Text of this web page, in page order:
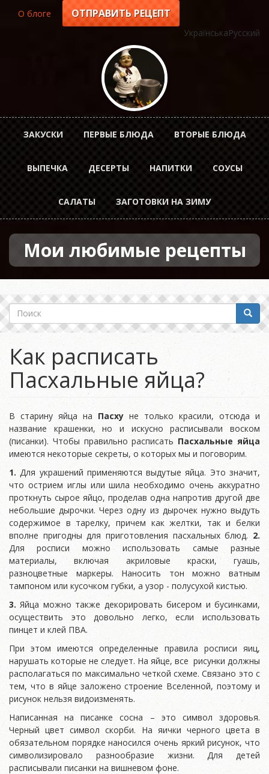
Top
О блоге ОТПРАВИТЬ РЕЦЕПТ
УкраїнськаРусский
Horizontal
Menu
rus
ЗАКУСКИ ПЕРВЫЕ БЛЮДА ВТОРЫЕ БЛЮДА
ВЫПЕЧКА ДЕСЕРТЫ НАПИТКИ СОУСЫ
САЛАТЫ ЗАГОТОВКИ НА ЗИМУ
Мои любимые рецепты
Поиск Поиск
Как расписать
Пасхальные яйца?
В старину яйца на Пасху не только красили, отсюда и
название крашенки, но и искусно расписывали воском
(писанки). Чтобы правильно расписать Пасхальные яйца
имеются некоторые секреты, о которых мы и поговорим.
1. Для украшений применяются выдутые яйца. Это значит,
что острием иглы или шила необходимо очень аккуратно
проткнуть сырое яйцо, проделав одна напротив другой две
небольшие дырочки. Через одну из дырочек нужно выдуть
содержимое в тарелку, причем как желтки, так и белки
вполне пригодны для приготовления пасхальных блюд. 2.
Для росписи можно использовать самые разные
материалы, включая акриловые краски, гуашь,
разноцветные маркеры. Наносить тон можно ватным
тампоном или кусочком губки, а узор - полусухой кистью.
3. Яйца можно также декорировать бисером и бусинками,
осуществить это довольно легко, если использовать
пинцет и клей ПВА.
При этом имеются определенные правила росписи яиц,
нарушать которые не следует. На яйце, все рисунки должны
располагаться по максимально четкой схеме. Связано это с
тем, что в яйце заложено строение Вселенной, поэтому и
рисунок нельзя видоизменять.
Написанная на писанке сосна – это символ здоровья.
Черный цвет символ скорби. На яички черного цвета в
обязательном порядке наносился очень яркий рисунок, что
символизировало разнообразие жизни. Для детей
расписывали писанки на вишневом фоне.